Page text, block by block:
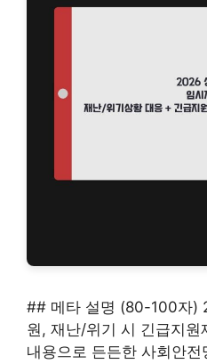
## 메타 설명 (80-100자)
원, 재난/위기 시 긴급지
내용으로 든든한 사회안